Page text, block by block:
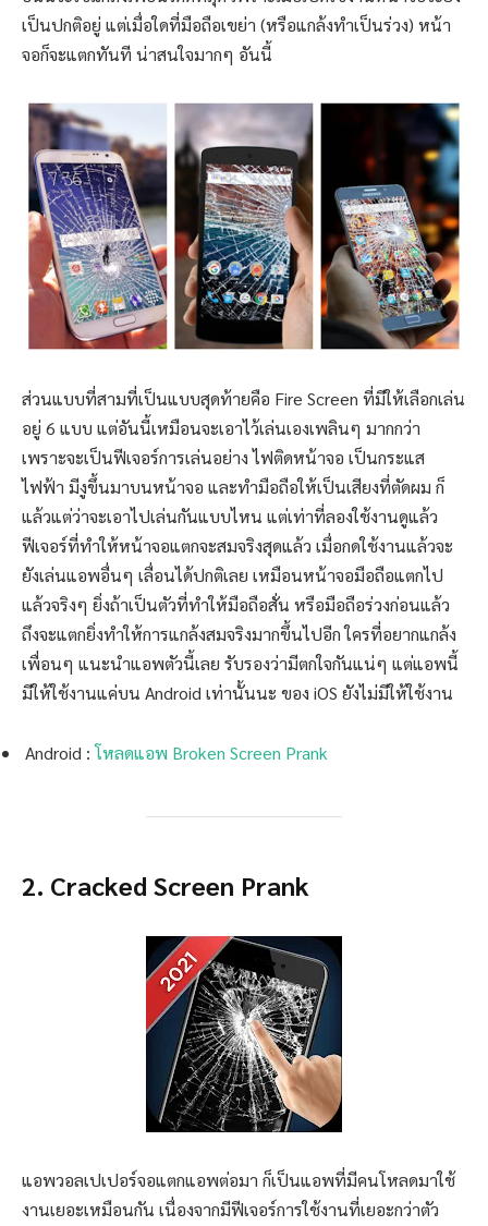
เป็นปกติอยู่ แต่เมื่อใดที่มือถือเขย่า (หรือแกล้งทำเป็นร่วง) หน้า
จอก็จะแตกทันที น่าสนใจมากๆ อันนี้
ส่วนแบบที่สามที่เป็นแบบสุดท้ายคือ Fire Screen ที่มีให้เลือกเล่น
อยู่ 6 แบบ แต่อันนี้เหมือนจะเอาไว้เล่นเองเพลินๆ มากกว่า
เพราะจะเป็นฟีเจอร์การเล่นอย่าง ไฟติดหน้าจอ เป็นกระแส
ไฟฟ้า มีงูขึ้นมาบนหน้าจอ และทำมือถือให้เป็นเสียงที่ตัดผม ก็
แล้วแต่ว่าจะเอาไปเล่นกันแบบไหน แต่เท่าที่ลองใช้งานดูแล้ว
ฟีเจอร์ที่ทำให้หน้าจอแตกจะสมจริงสุดแล้ว เมื่อกดใช้งานแล้วจะ
ยังเล่นแอพอื่นๆ เลื่อนได้ปกติเลย เหมือนหน้าจอมือถือแตกไป
แล้วจริงๆ ยิ่งถ้าเป็นตัวที่ทำให้มือถือสั่น หรือมือถือร่วงก่อนแล้ว
ถึงจะแตกยิ่งทำให้การแกล้งสมจริงมากขึ้นไปอีก ใครที่อยากแกล้ง
เพื่อนๆ แนะนำแอพตัวนี้เลย รับรองว่ามีตกใจกันแน่ๆ แต่แอพนี้
มีให้ใช้งานแค่บน Android เท่านั้นนะ ของ iOS ยังไม่มีให้ใช้งาน
Android :โหลดแอพ Broken Screen Prank
2. Cracked Screen Prank
แอพวอลเปเปอร์จอแตกแอพต่อมา ก็เป็นแอพที่มีคนโหลดมาใช้
งานเยอะเหมือนกัน เนื่องจากมีฟีเจอร์การใช้งานที่เยอะกว่าตัว